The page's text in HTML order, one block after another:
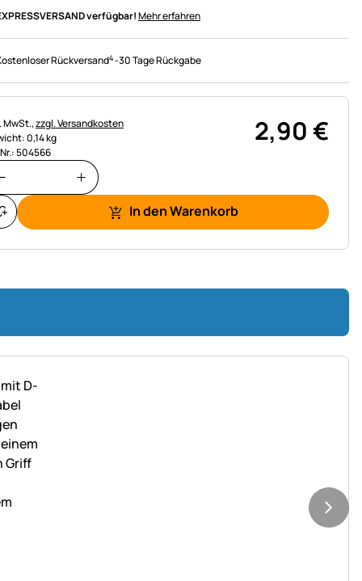
verfügbar!Mehr erfahren
Rückversand4-30 Tage Rückgabe
MwSt.,zzgl. Versandkosten
0,14 kg
504566
2,90€
In den Warenkorb